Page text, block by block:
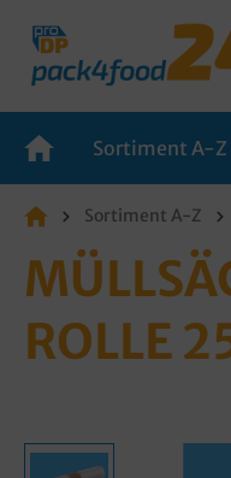
Sortiment A-Z
Sortiment A-Z
ROLLE